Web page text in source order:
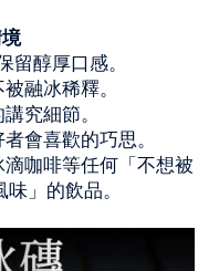
留醇厚口感。
融冰稀釋。
究細節。
會喜歡的巧思。
咖啡等任何「不想被
」的飲品。